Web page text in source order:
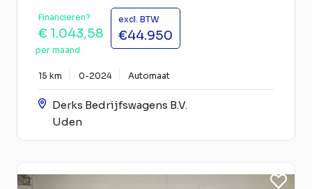
Financieren?
€ 1.043,58
per maand
excl. BTW
€44.950
15 km 0-2024 Automaat
Derks Bedrijfswagens B.V.
Uden